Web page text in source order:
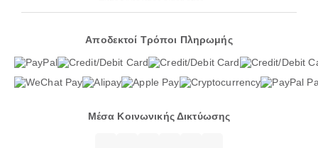
Αποδεκτοί Τρόποι Πληρωμής
Μέσα Κοινωνικής Δικτύωσης